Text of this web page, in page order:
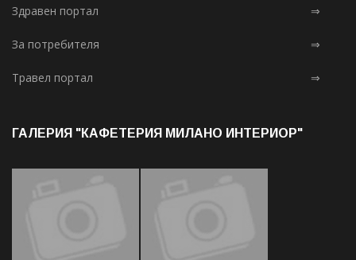
Здравен портал ⇒
За потребителя ⇒
Травел портал ⇒
ГАЛЕРИЯ "КАФЕТЕРИЯ МИЛАНО ИНТЕРИОР"